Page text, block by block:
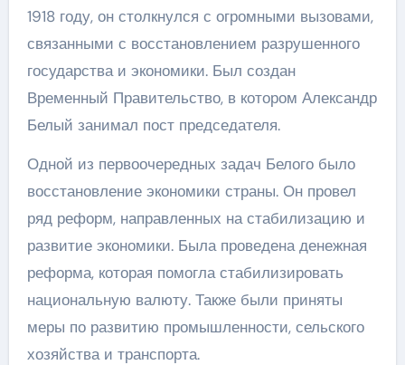
1918 году, он столкнулся с огромными вызовами,
связанными с восстановлением разрушенного
государства и экономики. Был создан
Временный Правительство, в котором Александр
Белый занимал пост председателя.
Одной из первоочередных задач Белого было
восстановление экономики страны. Он провел
ряд реформ, направленных на стабилизацию и
развитие экономики. Была проведена денежная
реформа, которая помогла стабилизировать
национальную валюту. Также были приняты
меры по развитию промышленности, сельского
хозяйства и транспорта.